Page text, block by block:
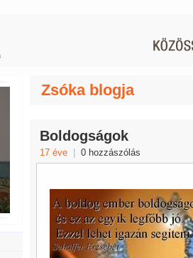
Zsóka blogja
Boldogságok
17 éve 0 hozzászólás